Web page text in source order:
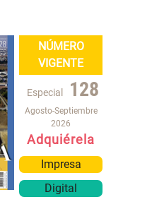
NÚMERO
VIGENTE
Especial 128
Agosto-Septiembre
2026
Adquiérela
Impresa
Digital